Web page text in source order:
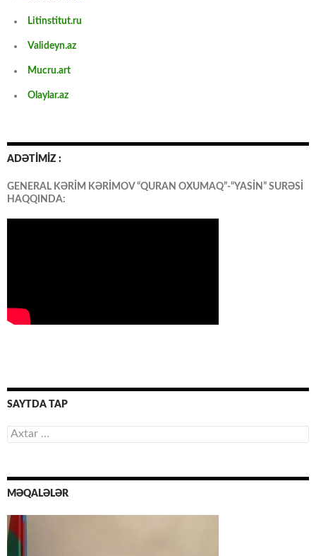
Litinstitut.ru
Valideyn.az
Mucru.art
Olaylar.az
ADƏTİMİZ :
GENERAL KƏRİM KƏRİMOV “QURAN OXUMAQ”-“YASİN” SURƏSİ
HAQQINDA:
SAYTDA TAP
Axtarış:
MƏQALƏLƏR